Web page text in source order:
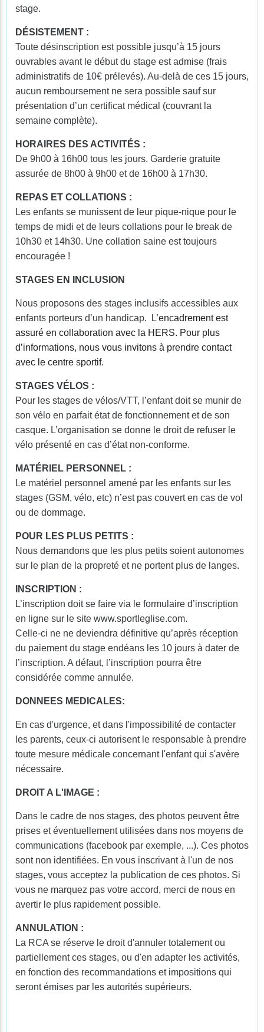
stage.
DÉSISTEMENT :
Toute désinscription est possible jusqu’à 15 jours
ouvrables avant le début du stage est admise (frais
administratifs de 10€ prélevés). Au-delà de ces 15 jours,
aucun remboursement ne sera possible sauf sur
présentation d’un certificat médical (couvrant la
semaine complète).
HORAIRES DES ACTIVITÉS :
De 9h00 à 16h00 tous les jours. Garderie gratuite
assurée de 8h00 à 9h00 et de 16h00 à 17h30.
REPAS ET COLLATIONS :
Les enfants se munissent de leur pique-nique pour le
temps de midi et de leurs collations pour le break de
10h30 et 14h30. Une collation saine est toujours
encouragée !
STAGES EN INCLUSION
Nous proposons des stages inclusifs accessibles aux
enfants porteurs d’un handicap.
L’encadrement est
assuré en collaboration avec la HERS. Pour plus
d’informations, nous vous invitons à prendre contact
avec le centre sportif.
STAGES VÉLOS :
Pour les stages de vélos/VTT, l’enfant doit se munir de
son vélo en parfait état de fonctionnement et de son
casque. L’organisation se donne le droit de refuser le
vélo présenté en cas d’état non-conforme.
MATÉRIEL PERSONNEL :
Le matériel personnel amené par les enfants sur les
stages (GSM, vélo, etc) n’est pas couvert en cas de vol
ou de dommage.
POUR LES PLUS PETITS :
Nous demandons que les plus petits soient autonomes
sur le plan de la propreté et ne portent plus de langes.
INSCRIPTION :
L’inscription doit se faire via le formulaire d’inscription
en ligne sur le site www.sportleglise.com.
Celle-ci ne ne deviendra définitive qu’après réception
du paiement du stage endéans les 10 jours à dater de
l’inscription. A défaut, l’inscription pourra être
considérée comme annulée.
DONNEES MEDICALES:
En cas d'urgence, et dans l'impossibilité de contacter
les parents, ceux-ci autorisent le responsable à prendre
toute mesure médicale concernant l'enfant qui s'avère
nécessaire.
DROIT A L'IMAGE :
Dans le cadre de nos stages, des photos peuvent être
prises et éventuellement utilisées dans nos moyens de
communications (facebook par exemple, ...). Ces photos
sont non identifiées. En vous inscrivant à l'un de nos
stages, vous acceptez la publication de ces photos. Si
vous ne marquez pas votre accord, merci de nous en
avertir le plus rapidement possible.
ANNULATION :
La RCA se réserve le droit d'annuler totalement ou
partiellement ces stages, ou d'en adapter les activités,
en fonction des recommandations et impositions qui
seront émises par les autorités supérieurs.